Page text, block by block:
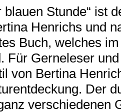
blauen Stunde“ ist
Henrichs und
Buch, welches im
Für Gerneleser
von Bertina
Der
verschiedenen